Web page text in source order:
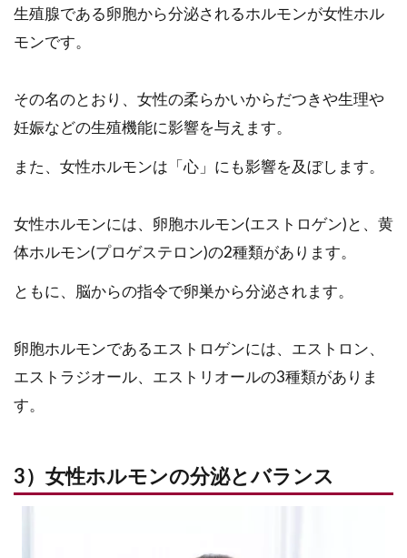
生殖腺である卵胞から分泌されるホルモンが女性ホル
モンです。
その名のとおり、女性の柔らかいからだつきや生理や
妊娠などの生殖機能に影響を与えます。
また、女性ホルモンは「心」にも影響を及ぼします。
女性ホルモンには、卵胞ホルモン(エストロゲン)と、黄
体ホルモン(プロゲステロン)の2種類があります。
ともに、脳からの指令で卵巣から分泌されます。
卵胞ホルモンであるエストロゲンには、エストロン、
エストラジオール、エストリオールの3種類がありま
す。
3）女性ホルモンの分泌とバランス